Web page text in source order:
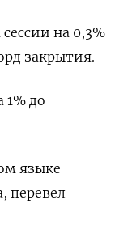
на ​0,3%
закрытия.
​до
языке
перевел